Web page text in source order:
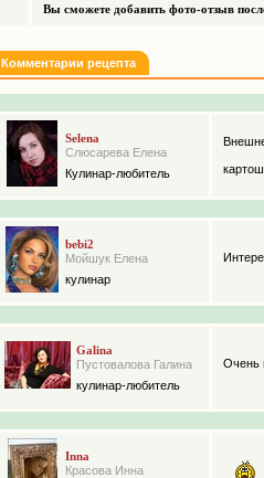
Вы сможете добавить фото-отзыв
Комментарии рецепта
Selena
Слюсарева Елена
Кулинар-любитель
bebi2
Мойшук Елена
кулинар
Galina
Пустовалова Галина
кулинар-любитель
Очень
Inna
Красова Инна